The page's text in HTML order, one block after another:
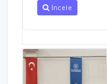
İncele